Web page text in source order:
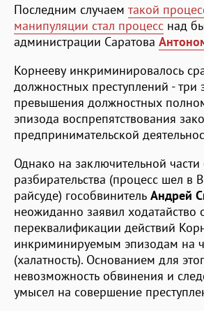
Последним случаем такой
манипуляции стал процесс над
администрации Саратова
Корнееву инкриминировалось
должностных преступлений - три
превышения должностных
эпизода воспрепятствования
предпринимательской
Однако на заключительной части
разбирательства (процесс шел в
райсуде) гособвинитель Андрей
неожиданно заявил ходатайство
переквалификации действий
инкриминируемым эпизодам на
(халатность). Основанием для
невозможность обвинения и
умысел на совершение